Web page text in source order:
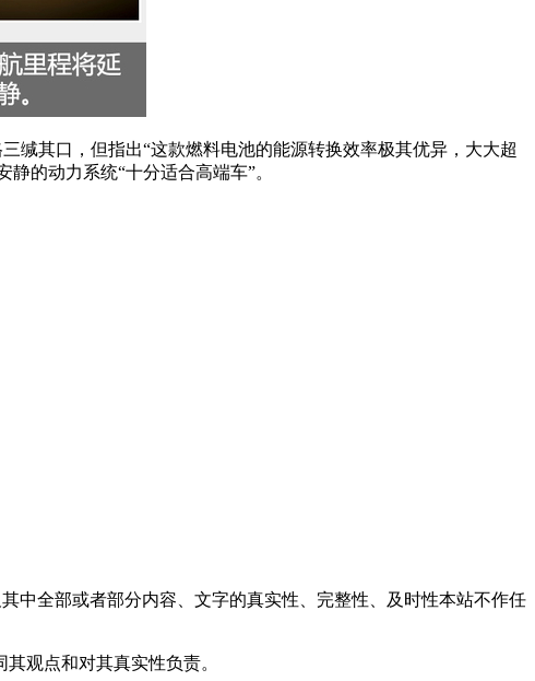
缄其口，但指出“这款燃料电池的能源转换效率极其优异，大大超
的动力系统“十分适合高端车”。
中全部或者部分内容、文字的真实性、完整性、及时性本站不作任
观点和对其真实性负责。